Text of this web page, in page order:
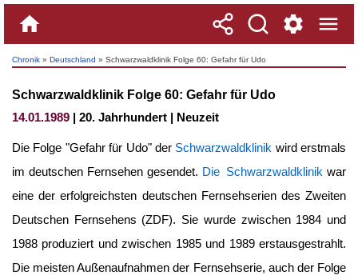
Chronik » Deutschland » Schwarzwaldklinik Folge 60: Gefahr für Udo
Schwarzwaldklinik Folge 60: Gefahr für Udo
14.01.1989 | 20. Jahrhundert | Neuzeit
Die Folge "Gefahr für Udo" der Schwarzwaldklinik wird erstmals
im deutschen Fernsehen gesendet. Die Schwarzwaldklinik war
eine der erfolgreichsten deutschen Fernsehserien des Zweiten
Deutschen Fernsehens (ZDF). Sie wurde zwischen 1984 und
1988 produziert und zwischen 1985 und 1989 erstausgestrahlt.
Die meisten Außenaufnahmen der Fernsehserie, auch der Folge